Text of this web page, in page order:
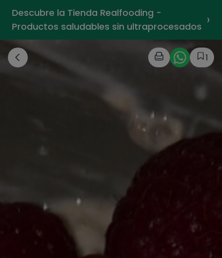
Descubre la Tienda Realfooding -
Productos saludables sin ultraprocesados ›
1